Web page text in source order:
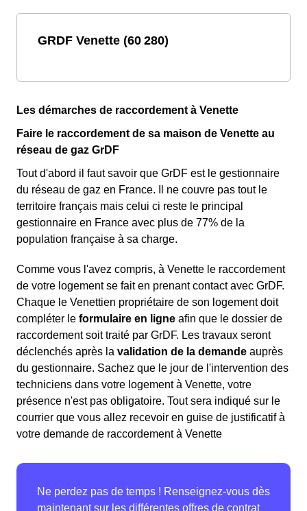
GRDF Venette (60 280)
Les démarches de raccordement à Venette
Faire le raccordement de sa maison de Venette au
réseau de gaz GrDF
Tout d'abord il faut savoir que GrDF est le gestionnaire
du réseau de gaz en France. Il ne couvre pas tout le
territoire français mais celui ci reste le principal
gestionnaire en France avec plus de 77% de la
population française à sa charge.
Comme vous l'avez compris, à Venette le raccordement
de votre logement se fait en prenant contact avec GrDF.
Chaque le Venettien propriétaire de son logement doit
compléter le formulaire en ligne afin que le dossier de
raccordement soit traité par GrDF. Les travaux seront
déclenchés après la validation de la demande auprès
du gestionnaire. Sachez que le jour de l'intervention des
techniciens dans votre logement à Venette, votre
présence n'est pas obligatoire. Tout sera indiqué sur le
courrier que vous allez recevoir en guise de justificatif à
votre demande de raccordement à Venette